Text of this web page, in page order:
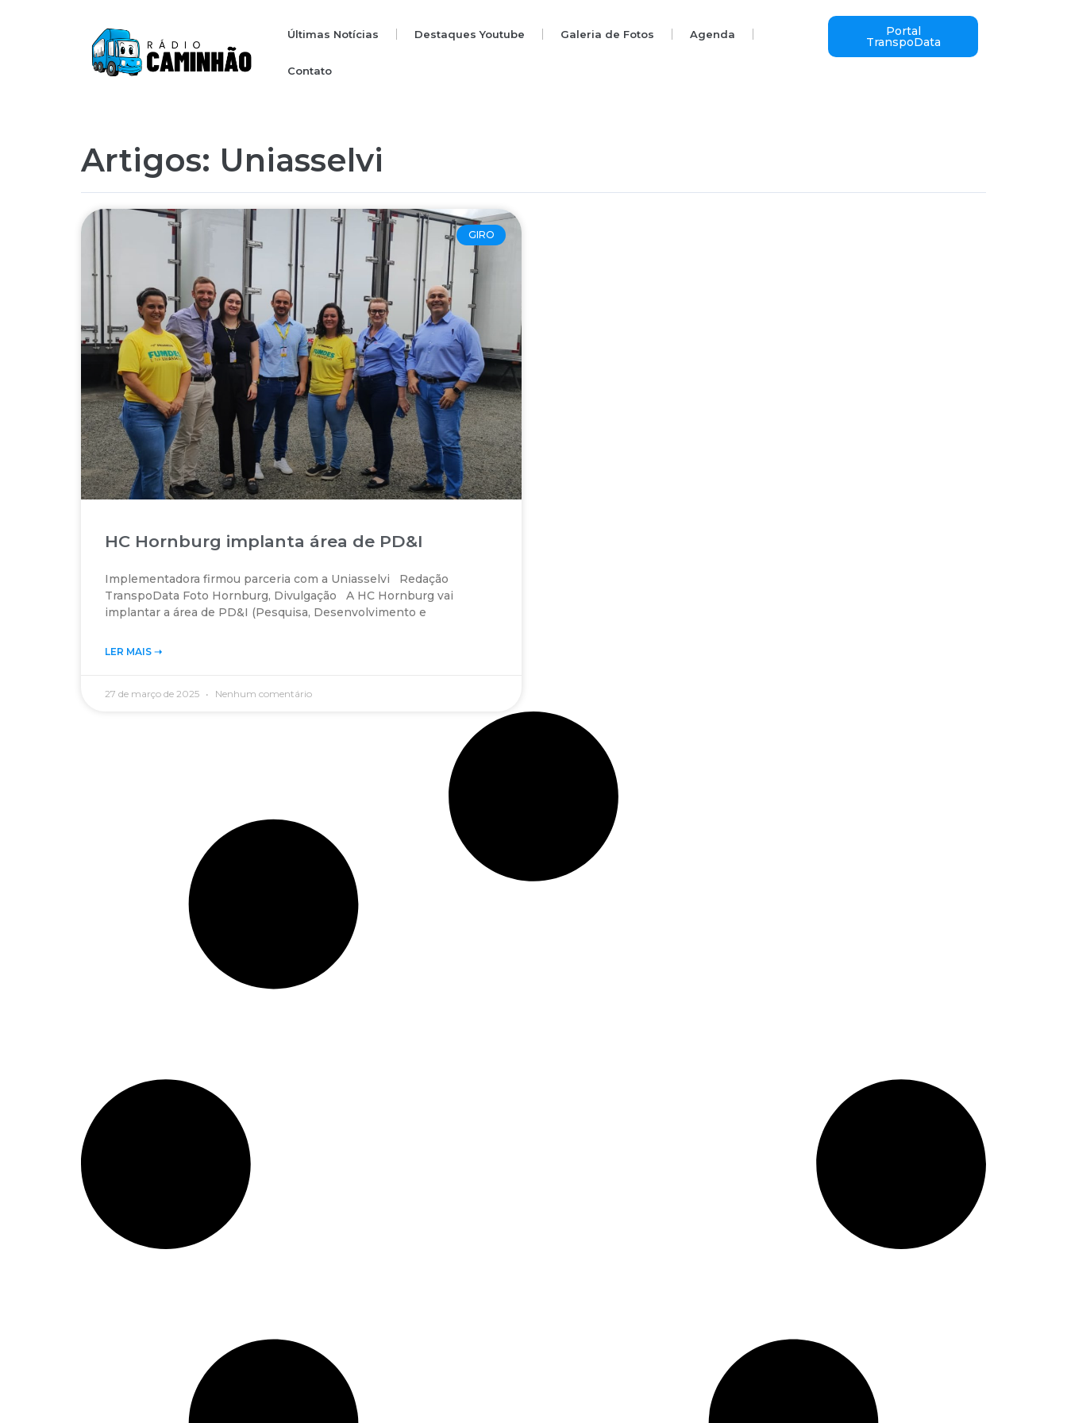
Últimas Notícias Destaques Youtube Galeria de Fotos Agenda
Contato
Portal
TranspoData
Artigos: Uniasselvi
GIRO
HC Hornburg implanta área de PD&I
Implementadora firmou parceria com a Uniasselvi Redação
TranspoData Foto Hornburg, Divulgação A HC Hornburg vai
implantar a área de PD&I (Pesquisa, Desenvolvimento e
LER MAIS ➝‬
27 de março de 2025 Nenhum comentário